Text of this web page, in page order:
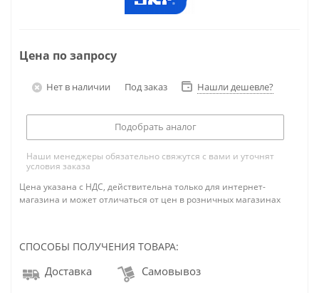
Цена по запросу
Нет в наличии Под заказ Нашли дешевле?
Подобрать аналог
Наши менеджеры обязательно свяжутся с вами и уточнят
условия заказа
Цена указана с НДС, действительна только для интернет-
магазина и может отличаться от цен в розничных магазинах
СПОСОБЫ ПОЛУЧЕНИЯ ТОВАРА:
Доставка Самовывоз